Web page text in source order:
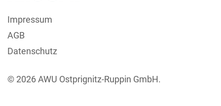
© 2026 AWU Ostprignitz-Ruppin GmbH.
Impressum
AGB
Datenschutz